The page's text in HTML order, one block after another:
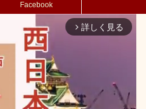
Facebook
arrow_forward_ios 詳しく見る